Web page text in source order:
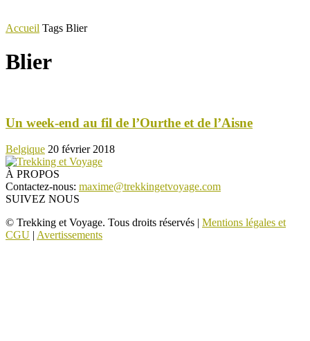
Accueil Tags Blier
Blier
Un week-end au fil de l’Ourthe et de l’Aisne
Belgique 20 février 2018
À PROPOS
Contactez-nous: maxime@trekkingetvoyage.com
SUIVEZ NOUS
© Trekking et Voyage. Tous droits réservés | Mentions légales et
CGU | Avertissements